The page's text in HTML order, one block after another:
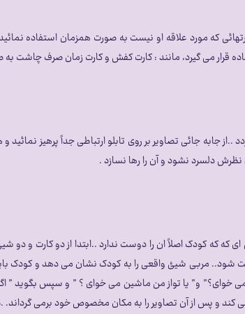
که مورد علاقه او نیست به صورت همزمان استفاده
قرار می گیرد، مانند : کارت کفش و کارت زمان صرف چاشت
جابه جائی تصاویر بر روی تابلو ارتباطی جداً پرهیز
نظرش دلسرد نشود و آن را رها نسازد .
که کودک اصلاً ان را دوست ندارد ..ابتدا از دو کارت و دو
مربی شیئ واقعی را به کودک نشان می دهد و کودک باید
خوای؟” و” یا تواز من ماشین می خوای ؟ ” و سپس بگوید
و پس از آن تصاویر را به مکان مخصوص خود برمی